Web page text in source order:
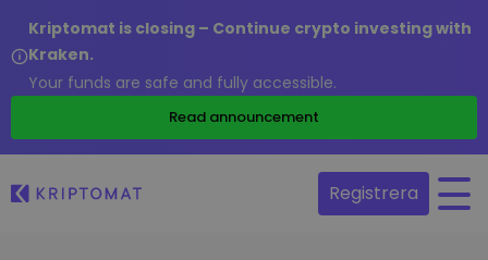
Kriptomat is closing – Continue crypto investing with
Kraken.
Your funds are safe and fully accessible.
Read announcement
Registrera